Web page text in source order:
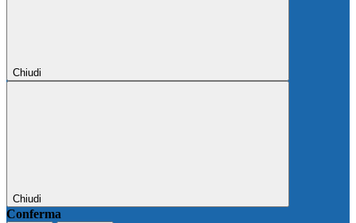
Chiudi
Chiudi
Conferma